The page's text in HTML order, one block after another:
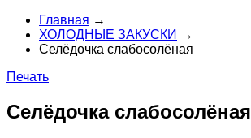
Главная →
ХОЛОДНЫЕ ЗАКУСКИ →
Селёдочка слабосолёная
Печать
Селёдочка слабосолёная